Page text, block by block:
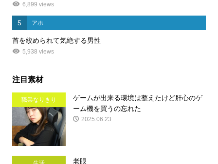
6,899 views
5 アホ
首を絞められて気絶する男性
5,938 views
注目素材
職業なりきり
ゲームが出来る環境は整えたけど肝心のゲ
ーム機を買うの忘れた
2025.06.23
老眼